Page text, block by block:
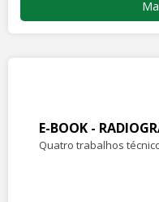
E-BOOK -
Quatro trabalhos